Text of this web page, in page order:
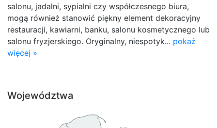
salonu, jadalni, sypialni czy współczesnego biura,
mogą również stanowić piękny element dekoracyjny
restauracji, kawiarni, banku, salonu kosmetycznego lub
salonu fryzjerskiego. Oryginalny, niespotyk... pokaż
więcej »
Województwa